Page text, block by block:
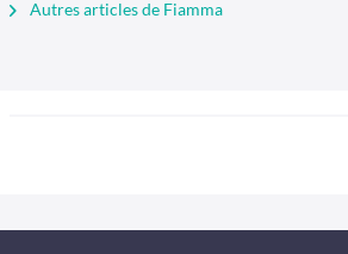
Autres articles de Fiamma